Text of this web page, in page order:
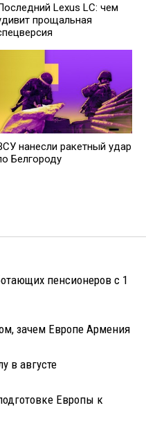
Lexus LC: чем
прощальная
нанесли ракетный удар
Белгороду
пенсионеров с 1
зачем Европе Армения
в августе
Европы к